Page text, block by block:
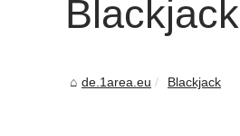
Blackjack
de.1area.eu Blackjack